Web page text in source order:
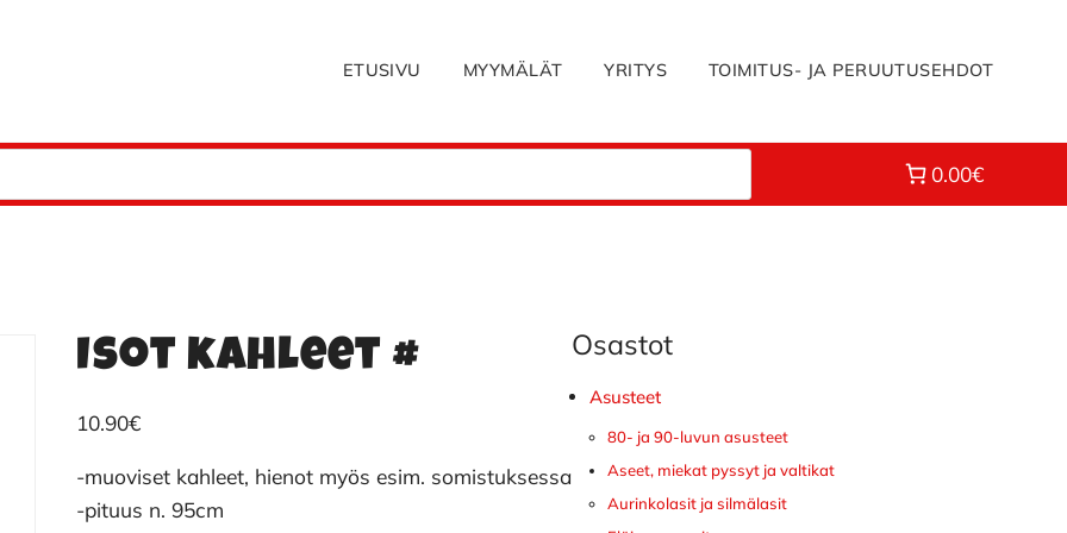
ETUSIVU MYYMÄLÄT YRITYS TOIMITUS- JA PERUUTUSEHDOT
0.00€
Isot kahleet #
10.90€
-muoviset kahleet, hienot myös esim. somistuksessa
-pituus n. 95cm
Ensisijainen
sivupalkki
Osastot
Asusteet
80- ja 90-luvun asusteet
Aseet, miekat pyssyt ja valtikat
Aurinkolasit ja silmälasit